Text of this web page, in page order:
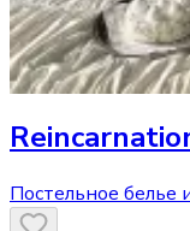
Постельное белье